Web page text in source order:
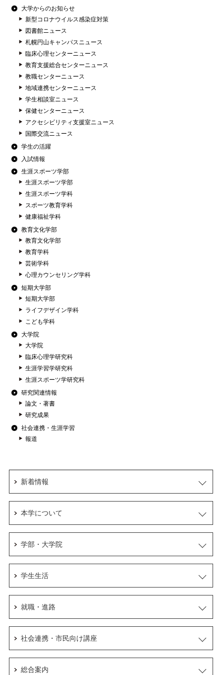
大学からのお知らせ
新型コロナウイルス感染症対策
図書館ニュース
札幌円山キャンパスニュース
臨床心理センターニュース
教育支援総合センターニュース
教職センターニュース
地域連携センターニュース
学生相談室ニュース
保健センターニュース
アクセシビリティ支援室ニュース
国際交流ニュース
学生の活躍
入試情報
生涯スポーツ学部
生涯スポーツ学部
生涯スポーツ学科
スポーツ教育学科
健康福祉学科
教育文化学部
教育文化学部
教育学科
芸術学科
心理カウンセリング学科
短期大学部
短期大学部
ライフデザイン学科
こども学科
大学院
大学院
臨床心理学研究科
生涯学習学研究科
生涯スポーツ学研究科
研究関連情報
論文・著書
研究成果
社会連携・生涯学習
報道
新着情報
本学について
学部・大学院
学生生活
就職・進路
社会連携・市民向け講座
総合案内